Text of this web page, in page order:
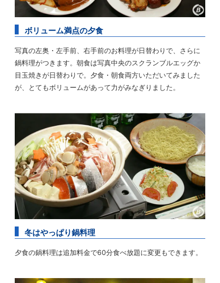
ボリューム満点の夕食
写真の左奥・左手前、右手前のお料理が日替わりで、さらに
鍋料理がつきます。朝食は写真中央のスクランブルエッグか
目玉焼きが日替わりで。夕食・朝食両方いただいてみました
が、とてもボリュームがあって力がみなぎりました。
冬はやっぱり鍋料理
夕食の鍋料理は追加料金で60分食べ放題に変更もできます。